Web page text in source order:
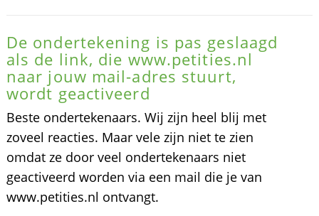
De ondertekening is pas geslaagd
als de link, die www.petities.nl
naar jouw mail-adres stuurt,
wordt geactiveerd
Beste ondertekenaars. Wij zijn heel blij met
zoveel reacties. Maar vele zijn niet te zien
omdat ze door veel ondertekenaars niet
geactiveerd worden via een mail die je van
www.petities.nl ontvangt.